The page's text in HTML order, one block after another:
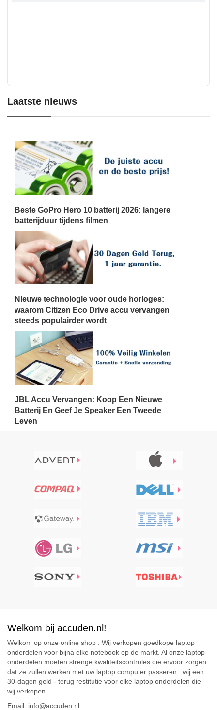
Laatste nieuws
Beste GoPro Hero 10 batterij 2026: langere
batterijduur tijdens filmen
Nieuwe technologie voor oude horloges:
waarom Citizen Eco Drive accu vervangen
steeds populairder wordt
JBL Accu Vervangen: Koop Een Nieuwe
Batterij En Geef Je Speaker Een Tweede
Leven
Welkom bij accuden.nl!
Welkom op onze online shop . Wij verkopen goedkope laptop
onderdelen voor bijna elke notebook op de markt. Al onze laptop
onderdelen moeten strenge kwaliteitscontroles die ervoor zorgen
dat ze zullen werken met uw laptop computer passeren . wij een
30-dagen geld - terug restitutie voor elke laptop onderdelen die
wij verkopen .
Email: info@accuden.nl